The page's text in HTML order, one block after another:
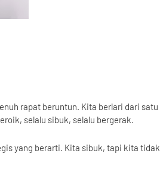
rapat beruntun. Kita berlari dari satu
selalu sibuk, selalu bergerak.
yang berarti. Kita sibuk, tapi kita tidak